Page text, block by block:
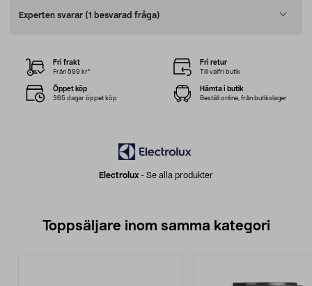
Experten svarar (1 besvarad fråga)
Electrolux - Se alla produkter
Fri frakt
Från 599 kr*
Fri retur
Till valfri butik
Öppet köp
365 dagar öppet köp
Hämta i butik
Beställ online, från butikslager
Toppsäljare inom samma kategori